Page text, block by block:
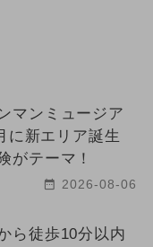
マンミュージア
に新エリア誕生
テーマ！
2026-08-06
ら徒歩10分以内